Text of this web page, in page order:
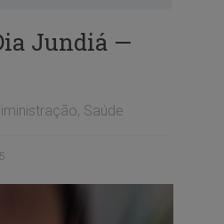
Jundiá —
, Saúde